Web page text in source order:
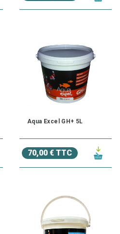
Aqua Excel GH+ 5L
70,00 € TTC